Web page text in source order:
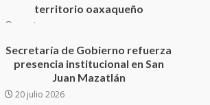
20 julio 2026
Sanciona Municipio de Oaxaca
de Juárez caso de maltrato
animal tras denuncia ciudadana
16 julio 2026